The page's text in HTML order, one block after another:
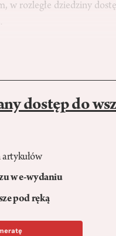
w rozległe dziedziny
dostęp do
artykułów
w e-wydaniu
pod ręką